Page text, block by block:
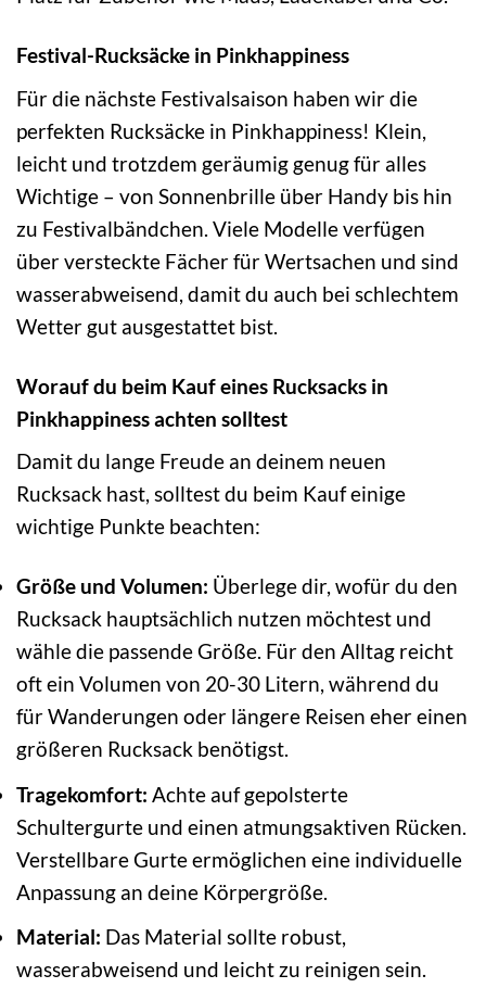
Festival-Rucksäcke in Pinkhappiness
Für die nächste Festivalsaison haben wir die
perfekten Rucksäcke in Pinkhappiness! Klein,
leicht und trotzdem geräumig genug für alles
Wichtige – von Sonnenbrille über Handy bis hin
zu Festivalbändchen. Viele Modelle verfügen
über versteckte Fächer für Wertsachen und sind
wasserabweisend, damit du auch bei schlechtem
Wetter gut ausgestattet bist.
Worauf du beim Kauf eines Rucksacks in
Pinkhappiness achten solltest
Damit du lange Freude an deinem neuen
Rucksack hast, solltest du beim Kauf einige
wichtige Punkte beachten:
Größe und Volumen: Überlege dir, wofür du den
Rucksack hauptsächlich nutzen möchtest und
wähle die passende Größe. Für den Alltag reicht
oft ein Volumen von 20-30 Litern, während du
für Wanderungen oder längere Reisen eher einen
größeren Rucksack benötigst.
Tragekomfort: Achte auf gepolsterte
Schultergurte und einen atmungsaktiven Rücken.
Verstellbare Gurte ermöglichen eine individuelle
Anpassung an deine Körpergröße.
Material: Das Material sollte robust,
wasserabweisend und leicht zu reinigen sein.